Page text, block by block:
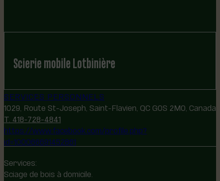
Scierie mobile Lotbinière
SERVICES PERSONNELS
1029, Route St-Joseph, Saint-Flavien, QC G0S 2M0, Canada
T. 418-728-4841
https://www.facebook.com/profile.php?
id=100066691452861
Services:
Sciage de bois à domicile.